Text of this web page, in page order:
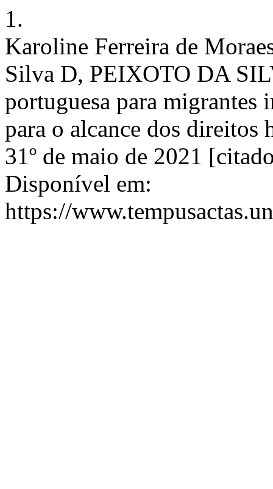
1.
Karoline Ferreira de
Silva D, PEIXOTO DA
portuguesa para migrantes
para o alcance dos
31º de maio de 2021
Disponível em:
https://